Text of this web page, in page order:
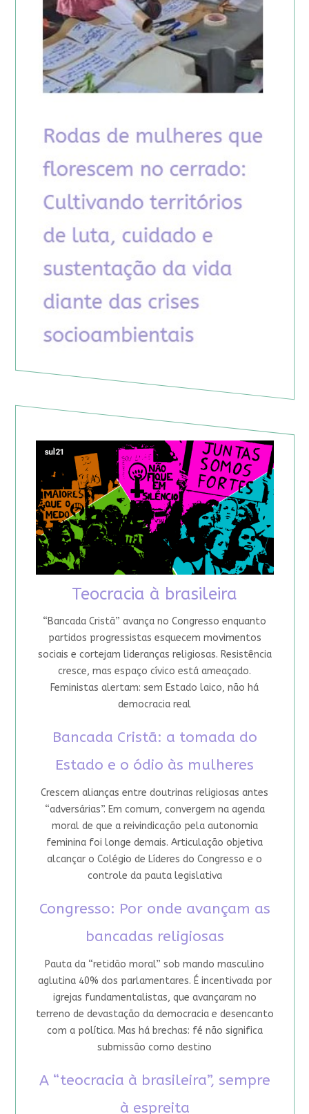
Teocracia à brasileira
“Bancada Cristã” avança no Congresso enquanto
partidos progressistas esquecem movimentos
sociais e cortejam lideranças religiosas. Resistência
cresce, mas espaço cívico está ameaçado.
Feministas alertam: sem Estado laico, não há
democracia real
Bancada Cristã: a tomada do
Estado e o ódio às mulheres
Crescem alianças entre doutrinas religiosas antes
“adversárias”. Em comum, convergem na agenda
moral de que a reivindicação pela autonomia
feminina foi longe demais. Articulação objetiva
alcançar o Colégio de Líderes do Congresso e o
controle da pauta legislativa
Congresso: Por onde avançam as
bancadas religiosas
Pauta da “retidão moral” sob mando masculino
aglutina 40% dos parlamentares. É incentivada por
igrejas fundamentalistas, que avançaram no
terreno de devastação da democracia e desencanto
com a política. Mas há brechas: fé não significa
submissão como destino
A “teocracia à brasileira”, sempre
à espreita